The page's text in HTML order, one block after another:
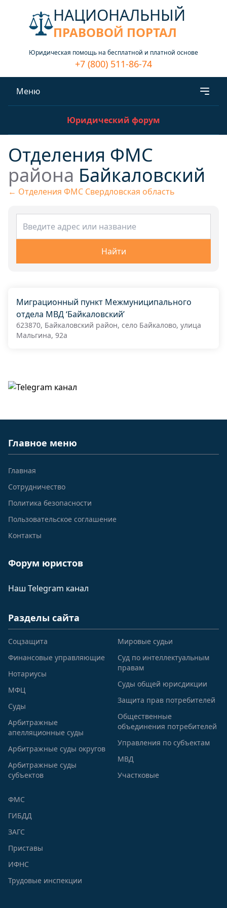
НАЦИОНАЛЬНЫЙ
ПРАВОВОЙ ПОРТАЛ
Юридическая помощь на бесплатной и платной основе
+7 (800) 511-86-74
Меню
Юридический форум
Отделения ФМС
района Байкаловский
← Отделения ФМС Свердловская область
Найти
Миграционный пункт Межмуниципального
отдела МВД ‘Байкаловский’
623870, Байкаловский район, село Байкалово, улица
Мальгина, 92а
Главное меню
Главная
Сотрудничество
Политика безопасности
Пользовательское соглашение
Контакты
Форум юристов
Наш Telegram канал
Разделы сайта
Соцзащита
Финансовые управляющие
Нотариусы
МФЦ
Суды
Арбитражные
апелляционные суды
Арбитражные суды округов
Арбитражные суды
субъектов
Мировые судьи
Суд по интеллектуальным
правам
Суды общей юрисдикции
Защита прав потребителей
Общественные
объединения потребителей
Управления по субъектам
МВД
Участковые
ФМС
ГИБДД
ЗАГС
Приставы
ИФНС
Трудовые инспекции